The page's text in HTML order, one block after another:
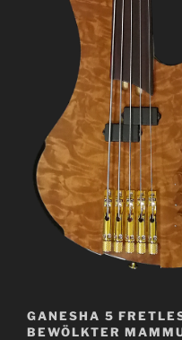
GANESHA 5
BEWÖLKTER